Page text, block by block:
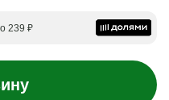
239 ₽